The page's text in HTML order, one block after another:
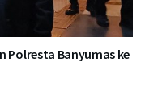
Polresta Banyumas ke